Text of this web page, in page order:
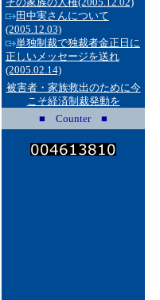
田中実さんについて
(2005.12.03)
単独制裁で独裁者金正日に
正しいメッセージを送れ
(2005.02.14)
被害者・家族救出のために今
こそ経済制裁発動を
■ Counter ■